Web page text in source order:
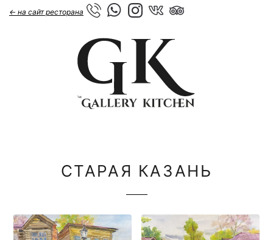
СТАРАЯ КАЗАНЬ
← на сайт ресторана